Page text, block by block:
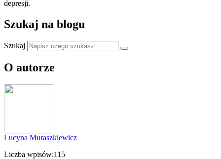
depresji.
Szukaj na blogu
Szukaj
O autorze
Lucyna Muraszkiewicz
Liczba wpisów:115